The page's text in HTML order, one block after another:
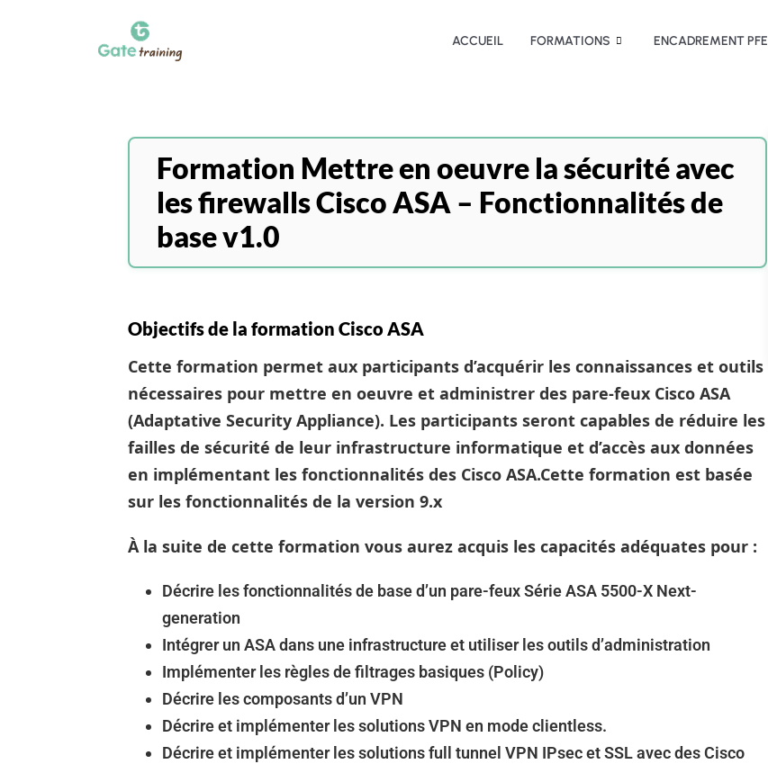
ACCUEIL FORMATIONS ENCADREMENT PFE
Formation Mettre en oeuvre la sécurité avec
les firewalls Cisco ASA – Fonctionnalités de
base v1.0
Objectifs de la formation Cisco ASA
Cette formation permet aux participants d’acquérir les connaissances et outils
nécessaires pour mettre en oeuvre et administrer des pare-feux Cisco ASA
(Adaptative Security Appliance). Les participants seront capables de réduire les
failles de sécurité de leur infrastructure informatique et d’accès aux données
en implémentant les fonctionnalités des Cisco ASA.Cette formation est basée
sur les fonctionnalités de la version 9.x
À la suite de cette formation vous aurez acquis les capacités adéquates pour :
Décrire les fonctionnalités de base d’un pare-feux Série ASA 5500-X Next-
generation
Intégrer un ASA dans une infrastructure et utiliser les outils d’administration
Implémenter les règles de filtrages basiques (Policy)
Décrire les composants d’un VPN
Décrire et implémenter les solutions VPN en mode clientless.
Décrire et implémenter les solutions full tunnel VPN IPsec et SSL avec des Cisco